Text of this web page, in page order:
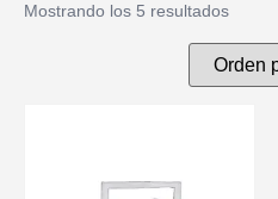
Mostrando los 5 resultados